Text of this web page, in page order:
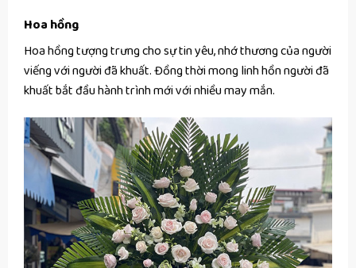
Hoa hồng
Hoa hồng tượng trưng cho sự tin yêu, nhớ thương của người
viếng với người đã khuất. Đồng thời mong linh hồn người đã
khuất bắt đầu hành trình mới với nhiều may mắn.